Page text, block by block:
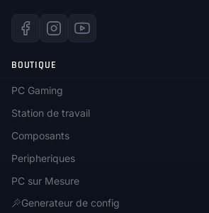
BOUTIQUE
PC Gaming
Station de travail
Composants
Peripheriques
PC sur Mesure
Generateur de config